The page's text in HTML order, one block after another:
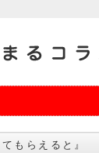
もらえると』